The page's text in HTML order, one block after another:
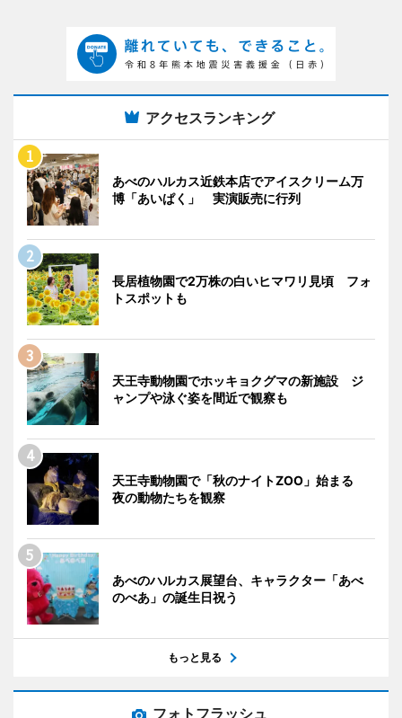
アクセスランキング
あべのハルカス近鉄本店でアイスクリーム万
博「あいぱく」 実演販売に行列
長居植物園で2万株の白いヒマワリ見頃 フォ
トスポットも
天王寺動物園でホッキョクグマの新施設 ジ
ャンプや泳ぐ姿を間近で観察も
天王寺動物園で「秋のナイトZOO」始まる
夜の動物たちを観察
あべのハルカス展望台、キャラクター「あべ
のべあ」の誕生日祝う
もっと見る
フォトフラッシュ